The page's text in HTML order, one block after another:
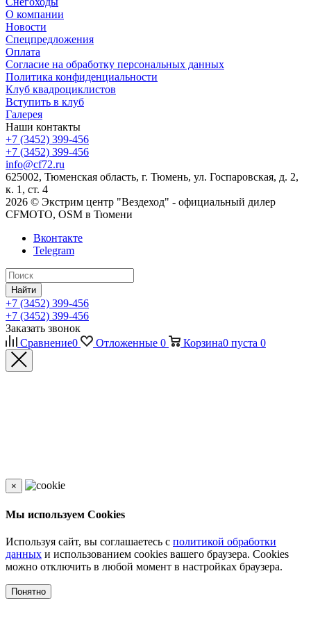
О компании
Новости
Спецпредложения
Оплата
Согласие на обработку персональных данных
Политика конфиденциальности
Клуб квадроциклистов
Вступить в клуб
Галерея
Наши контакты
+7 (3452) 399-456
+7 (3452) 399-456
info@cf72.ru
625002, Тюменская область, г. Тюмень, ул. Госпаровская, д. 2,
к. 1, ст. 4
2026 © Экстрим центр "Вездеход" - официальный дилер
CFMOTO, OSM в Тюмени
Вконтакте
Telegram
Найти
+7 (3452) 399-456
+7 (3452) 399-456
Заказать звонок
Сравнение0 Отложенные 0 Корзина0 пуста 0
×
Мы используем Cookies
Используя сайт, вы соглашаетесь с политикой обработки
данных и использованием cookies вашего браузера. Cookies
можно отключить в любой момент в настройках браузера.
Понятно